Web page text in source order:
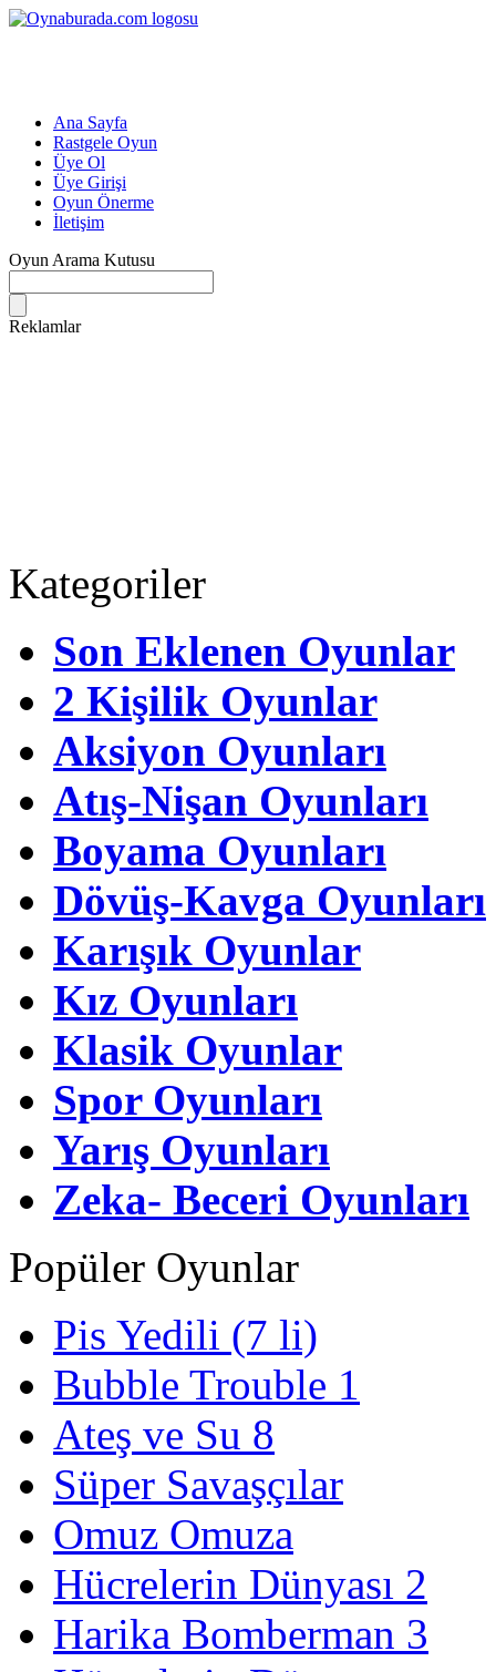
Ana Sayfa
Rastgele Oyun
Üye Ol
Üye Girişi
Oyun Önerme
İletişim
Oyun Arama Kutusu
Reklamlar
Kategoriler
Son Eklenen Oyunlar
2 Kişilik Oyunlar
Aksiyon Oyunları
Atış-Nişan Oyunları
Boyama Oyunları
Dövüş-Kavga Oyunları
Karışık Oyunlar
Kız Oyunları
Klasik Oyunlar
Spor Oyunları
Yarış Oyunları
Zeka- Beceri Oyunları
Popüler Oyunlar
Pis Yedili (7 li)
Bubble Trouble 1
Ateş ve Su 8
Süper Savaşçılar
Omuz Omuza
Hücrelerin Dünyası 2
Harika Bomberman 3